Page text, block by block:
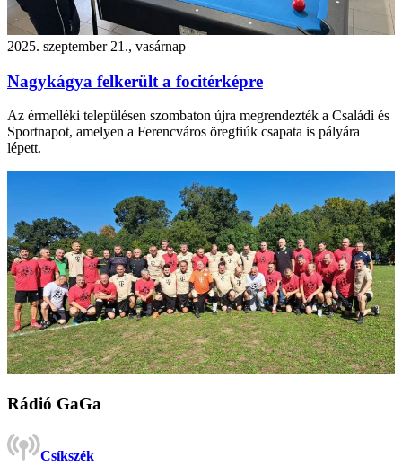
2025. szeptember 21., vasárnap
Nagykágya felkerült a focitérképre
Az érmelléki településen szombaton újra megrendezték a Családi és
Sportnapot, amelyen a Ferencváros öregfiúk csapata is pályára
lépett.
Rádió GaGa
Csíkszék